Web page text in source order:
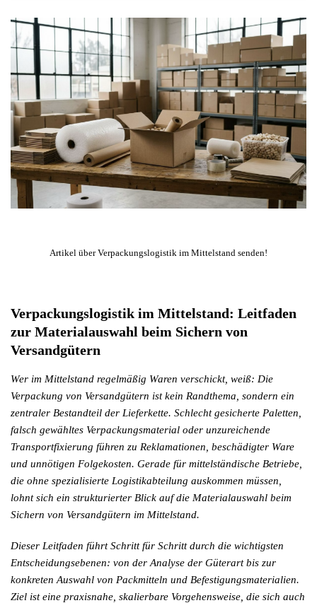
Artikel über Verpackungslogistik im Mittelstand senden!
Verpackungslogistik im Mittelstand: Leitfaden
zur Materialauswahl beim Sichern von
Versandgütern
Wer im Mittelstand regelmäßig Waren verschickt, weiß: Die
Verpackung von Versandgütern ist kein Randthema, sondern ein
zentraler Bestandteil der Lieferkette. Schlecht gesicherte Paletten,
falsch gewähltes Verpackungsmaterial oder unzureichende
Transportfixierung führen zu Reklamationen, beschädigter Ware
und unnötigen Folgekosten. Gerade für mittelständische Betriebe,
die ohne spezialisierte Logistikabteilung auskommen müssen,
lohnt sich ein strukturierter Blick auf die Materialauswahl beim
Sichern von Versandgütern im Mittelstand.
Dieser Leitfaden führt Schritt für Schritt durch die wichtigsten
Entscheidungsebenen: von der Analyse der Güterart bis zur
konkreten Auswahl von Packmitteln und Befestigungsmaterialien.
Ziel ist eine praxisnahe, skalierbare Vorgehensweise, die sich auch